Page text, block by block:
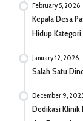
February 5, 2026
Kepala Desa
Hidup
January 12, 2026
Salah Satu
December 9,
Dedikasi Klinik